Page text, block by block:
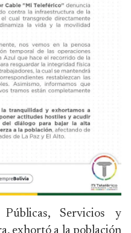
Servicios y
exhortó a la población